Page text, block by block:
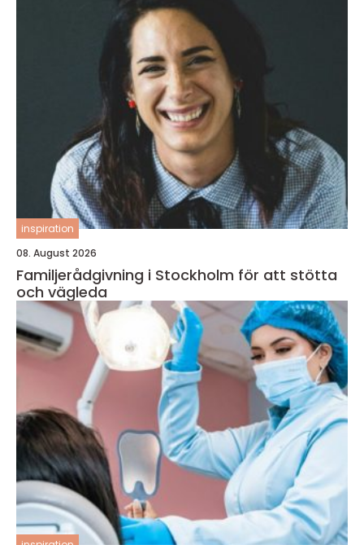
inspiration
08. August 2026
Familjerådgivning i Stockholm för att stötta
och vägleda